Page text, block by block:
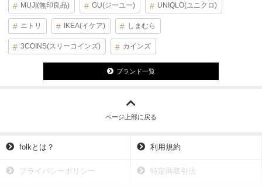
MUJI(無印良品) GU(ジーユー) UNIQLO(ユニクロ)
ニトリ IKEA(イケア) しまむら
3COINS(スリーコインズ) カインズ
ブランド一覧
ページ上部に戻る
folkとは？ 利用規約
プライバシーポリシー 特定商取引法